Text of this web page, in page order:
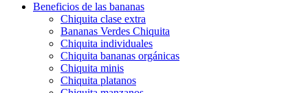
Beneficios de las bananas
Chiquita clase extra
Bananas Verdes Chiquita
Chiquita individuales
Chiquita bananas orgánicas
Chiquita minis
Chiquita platanos